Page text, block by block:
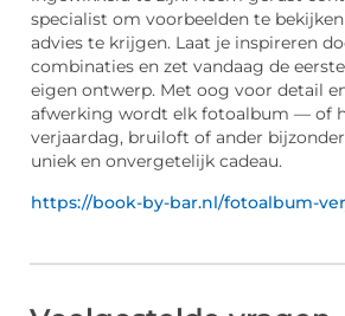
specialist om voorbeelden te
advies te krijgen. Laat je inspireren
combinaties en zet vandaag de
eigen ontwerp. Met oog voor detail
afwerking wordt elk fotoalbum — of
verjaardag, bruiloft of ander
uniek en onvergetelijk cadeau.
https://book-by-bar.nl/fotoalbum-